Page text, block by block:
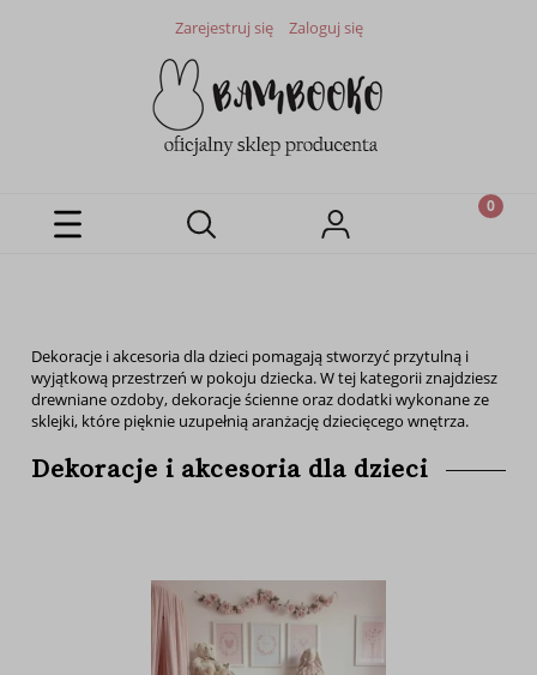
Zarejestruj się Zaloguj się
Dekoracje i akcesoria dla dzieci pomagają stworzyć przytulną i
wyjątkową przestrzeń w pokoju dziecka. W tej kategorii znajdziesz
drewniane ozdoby, dekoracje ścienne oraz dodatki wykonane ze
sklejki, które pięknie uzupełnią aranżację dziecięcego wnętrza.
Dekoracje i akcesoria dla dzieci